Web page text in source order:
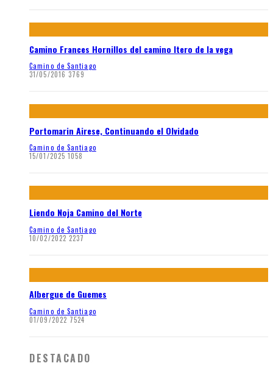
Camino Frances Hornillos del camino Itero de la vega
Camino de Santiago
31/05/2016 3769
Portomarin Airese, Continuando el Olvidado
Camino de Santiago
15/01/2025 1058
Liendo Noja Camino del Norte
Camino de Santiago
10/02/2022 2237
Albergue de Guemes
Camino de Santiago
01/09/2022 7524
DESTACADO